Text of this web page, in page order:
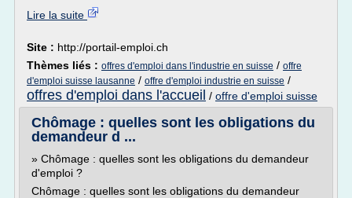
Lire la suite
Site : http://portail-emploi.ch
Thèmes liés : offres d'emploi dans l'industrie en suisse / offre
d'emploi suisse lausanne / offre d'emploi industrie en suisse /
offres d'emploi dans l'accueil / offre d'emploi suisse
Chômage : quelles sont les obligations du
demandeur d ...
» Chômage : quelles sont les obligations du demandeur
d'emploi ?
Chômage : quelles sont les obligations du demandeur